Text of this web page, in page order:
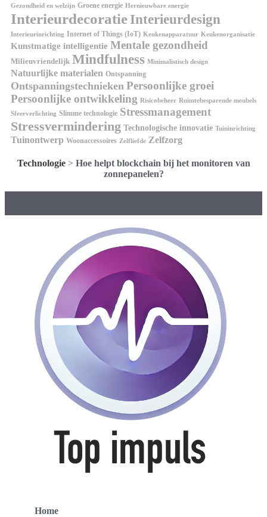
Gezondheid en welzijn Groene energie Hernieuwbare energie
InterieurdecoratieInterieurdesign
Interieurinrichting Internet of Things (IoT) Keukenapparatuur Keukenorganisatie
Kunstmatige intelligentie Mentale gezondheid
Milieuvriendelijk Mindfulness Minimalistisch design
Natuurlijke materialen Ontspanning
Ontspanningstechnieken Persoonlijke groei
Persoonlijke ontwikkeling Risicobeheer Ruimtebesparende meubels
Sfeerverlichting Slimme technologie Stressmanagement
Stressvermindering Technologische innovatie Tuininrichting
Tuinontwerp Woonaccessoires Zelfliefde Zelfzorg
Technologie> Hoe helpt blockchain bij het monitoren van
zonnepanelen?
Home